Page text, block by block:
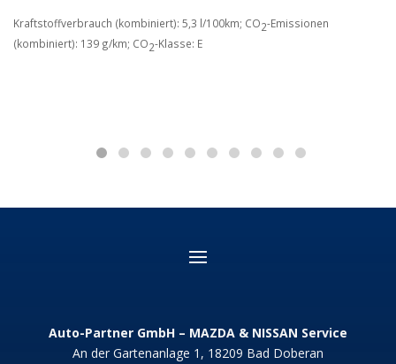
Kraftstoffverbrauch (kombiniert): 5,3 l/100km; CO2-Emissionen
(kombiniert): 139 g/km; CO2-Klasse: E
Auto-Partner GmbH – MAZDA & NISSAN Service
An der Gartenanlage 1, 18209 Bad Doberan